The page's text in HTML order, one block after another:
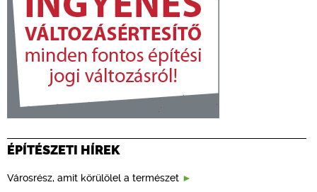
ÉPÍTÉSZETI HÍREK
Városrész, amit körülölel a természet